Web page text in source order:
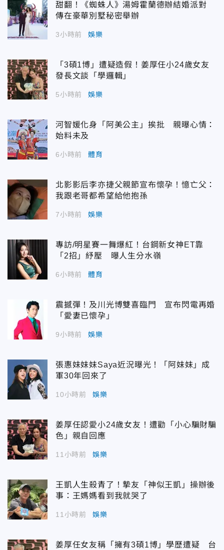
甜翻！《蜘蛛人》湯姆霍蘭德辦結婚派對
傳在豪華別墅秘密舉辦
3小時前 娛樂
「3碩1博」遭疑造假！姜厚任小24歲女友
發長文談「學邏輯」
5小時前 娛樂
河智媛化身「阿美公主」挨批 親曝心情：
始料未及
6小時前 體育
北影影后李亦捷父親節宣布懷孕！憶亡父：
我跟老哥都希望給他抱孫
7小時前 娛樂
專訪/明星賽一舞爆紅！台鋼新女神ET靠
「2招」紓壓 曝人生分水嶺
6小時前 體育
震撼彈！及川光博雙喜臨門 宣布閃電再婚
「愛妻已懷孕」
9小時前 娛樂
張惠妹妹妹Saya近況曝光！「阿妹妹」成
軍30年回來了
10小時前 娛樂
姜厚任認愛小24歲女友！遭勸「小心騙財騙
色」親自回應
11小時前 娛樂
王凱人生殺青了！摯友「神似王凱」操辦後
事：王媽媽看到我就哭了
11小時前 娛樂
姜厚任女友稱「擁有3碩1博」學歷遭疑 台